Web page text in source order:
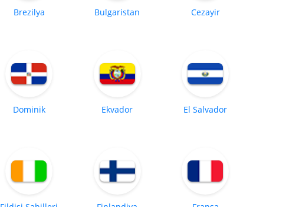
Brezilya Bulgaristan Cezayir
Dominik Ekvador El Salvador